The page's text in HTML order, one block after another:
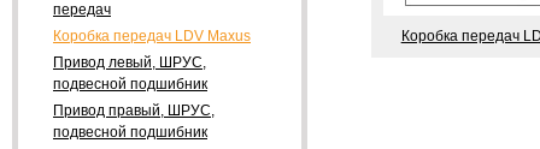
Коробка передач
передач
Коробка передач LDV Maxus
Привод левый, ШРУС,
подвесной подшибник
Привод правый, ШРУС,
подвесной подшибник